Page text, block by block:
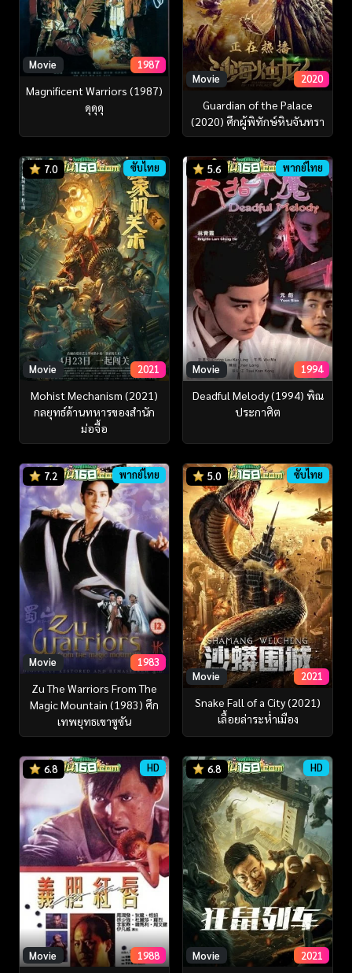
Movie 1987
Magnificent Warriors (1987)
ดุดุดุ
Movie 2020
Guardian of the Palace
(2020) ศึกผู้พิทักษ์หินจันทรา
7.0 ซับไทย
Movie 2021
Mohist Mechanism (2021)
กลยุทธ์ด้านทหารของสำนัก
ม่อจื้อ
5.6 พากย์ไทย
Movie 1994
Deadful Melody (1994) พิณ
ประกาศิต
7.2 พากย์ไทย
Movie 1983
Zu The Warriors From The
Magic Mountain (1983) ศึก
เทพยุทธเขาซูซัน
5.0 ซับไทย
Movie 2021
Snake Fall of a City (2021)
เลื้อยล่าระห่ำเมือง
6.8 HD
Movie 1988
6.8 HD
Movie 2021